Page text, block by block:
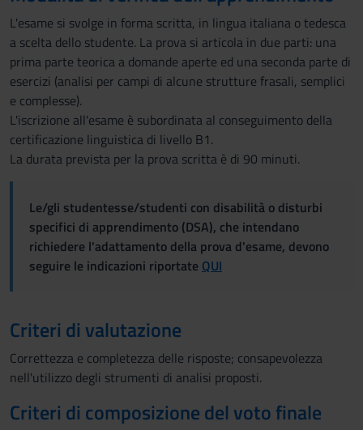
L'esame si svolge in forma scritta, in lingua italiana o tedesca
a scelta dello studente. La prova si articola in due parti: una
prima parte teorica a domande aperte ed una seconda parte di
esercizi (analisi per campi di alcune strutture frasali, semplici
e complesse).
L'iscrizione all'esame è subordinata al conseguimento della
certificazione linguistica di livello B1.
La durata prevista per la prova scritta è di 90 minuti.
Le/gli studentesse/studenti con disabilità o disturbi
specifici di apprendimento (DSA), che intendano
richiedere l'adattamento della prova d'esame, devono
seguire le indicazioni riportate QUI
Criteri di valutazione
Correttezza e completezza delle risposte; consapevolezza
nell'utilizzo degli strumenti di analisi proposti.
Criteri di composizione del voto finale